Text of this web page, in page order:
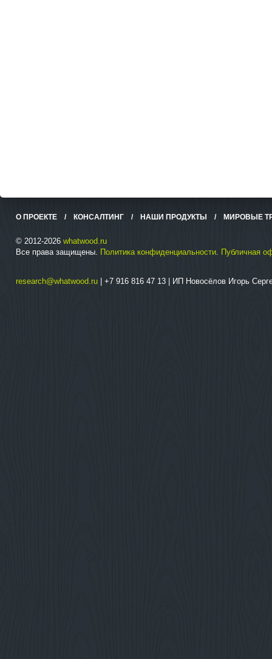
О ПРОЕКТЕ / КОНСАЛТИНГ / НАШИ ПРОДУКТЫ / МИРОВЫЕ
© 2012-2026 whatwood.ru
Все права защищены. Политика конфиденциальности. Публичная
research@whatwood.ru | +7 916 816 47 13 | ИП Новосёлов Игорь